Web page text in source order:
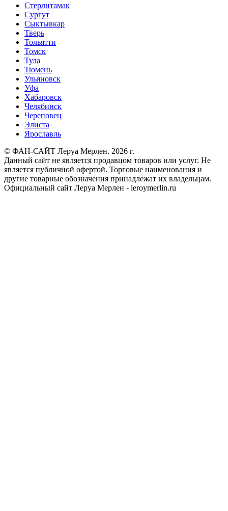
Стерлитамак
Сургут
Сыктывкар
Тверь
Тольятти
Томск
Тула
Тюмень
Ульяновск
Уфа
Хабаровск
Челябинск
Череповец
Элиста
Ярославль
© ФАН-САЙТ Леруа Мерлен. 2026 г.
Данный сайт не является продавцом товаров или услуг. Не
является публичной офертой. Торговые наименования и
другие товарные обозначения принадлежат их владельцам.
Официальный сайт Леруа Мерлен - leroymerlin.ru